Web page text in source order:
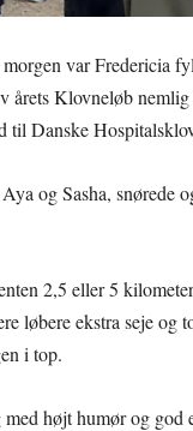
var Fredericia
årets Klovneløb
til Danske
og Sasha, snørede
2,5 eller 5
løbere ekstra seje
i top.
højt humør og